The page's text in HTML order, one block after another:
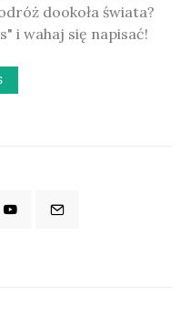
dookoła świata?
i wahaj się napisać!